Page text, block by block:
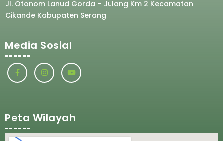
Jl. Otonom Lanud Gorda – Julang Km 2 Kecamatan
Cikande Kabupaten Serang
Media Sosial
Peta Wilayah